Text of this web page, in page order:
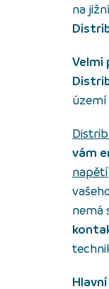
na
Velmi
vám
napětí
nemá